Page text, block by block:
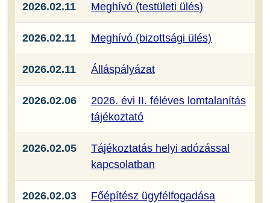
2026.02.11 Meghívó (testületi ülés)
2026.02.11 Meghívó (bizottsági ülés)
2026.02.11 Álláspályázat
2026.02.06
2026. évi II. féléves lomtalanítás
tájékoztató
2026.02.05
Tájékoztatás helyi adózással
kapcsolatban
2026.02.03
Főépítész ügyfélfogadása